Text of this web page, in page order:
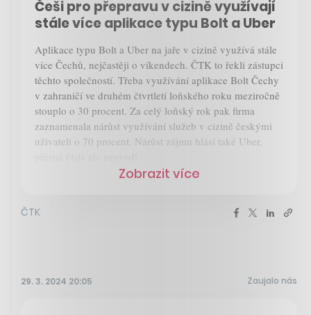
Češi pro přepravu v cizině využívají
stále více aplikace typu Bolt a Uber
Aplikace typu Bolt a Uber na jaře v cizině využívá stále
více Čechů, nejčastěji o víkendech. ČTK to řekli zástupci
těchto společností. Třeba využívání aplikace Bolt Čechy
v zahraničí ve druhém čtvrtletí loňského roku meziročně
stouplo o 30 procent. Za celý loňský rok pak firma
zaznamenala nárůst využívání služeb v cizině českými
uživateli o 70 procent. Nárůst zájmu hlásí také Uber,
Zobrazit více
ČTK
29. 3. 2024 20:05 Zaujalo nás